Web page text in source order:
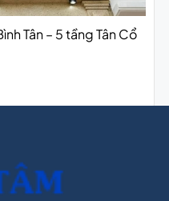
Tân – 5 tầng Tân Cổ